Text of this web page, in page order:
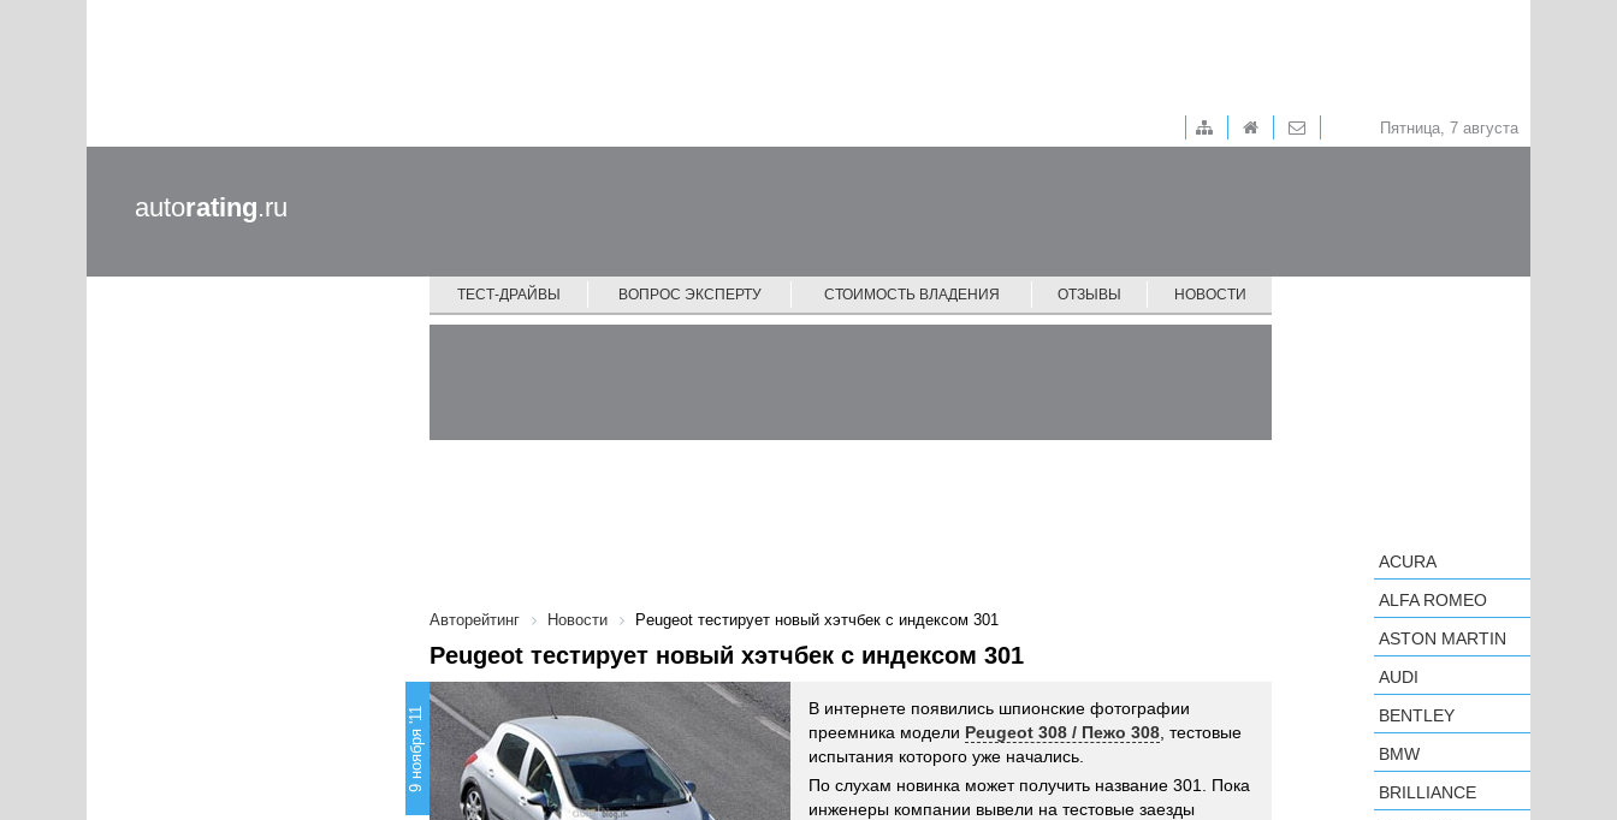
Пятница, 7 августа
autorating.ru
ТЕСТ-ДРАЙВЫ ВОПРОС ЭКСПЕРТУ СТОИМОСТЬ ВЛАДЕНИЯ ОТЗЫВЫ НОВОСТИ
Авторейтинг Новости Peugeot тестирует новый хэтчбек с индексом 301
Peugeot тестирует новый хэтчбек с индексом 301
9 ноября '11
В интернете появились шпионские фотографии
преемника модели Peugeot 308 / Пежо 308 , тестовые
испытания которого уже начались.
По слухам новинка может получить название 301. Пока
инженеры компании вывели на тестовые заезды
ACURA
ALFA ROMEO
ASTON MARTIN
AUDI
BENTLEY
BMW
BRILLIANCE